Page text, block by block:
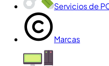
Servicios de
Marcas